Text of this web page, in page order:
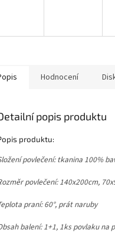
Hodnocení
popis produktu
produktu:
povlečení: tkanina 100%
povlečení: 140x200cm,
praní: 60°, prát naruby
balení: 1+1, 1ks povlaku